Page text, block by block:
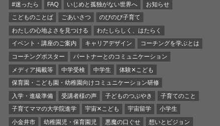
#迷ったら FAQ いじめと孤独がない世界へ
お知らせ
こどものことば
ごあいさつ
のびのび子育て
わたしの心地よさを見つける
わたしらしく、はたらく
イベント・講座のご案内
キャリアデザイン
コーチングを学ぶとは
コーチングポスター
パートナーとのコミュニケーション
メディア掲載等
中学受検 中学生
体験✕こども
保育園・こども園・幼稚園向けコミュニケーション研修
入学・進級準備
受講者様の声 子どものつぶやき
子育てのこと
子育てママの大学院進学
宇宙✕こども 宇宙留学
小学生
小金井市
幼稚園児・保育園児 悪魔の口ぐせ
想いとビジョン